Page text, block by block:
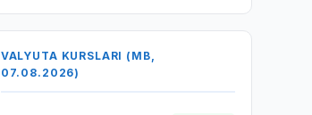
VALYUTA KURSLARI (MB,
07.08.2026)